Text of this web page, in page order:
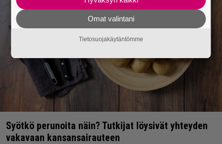
Syötkö perunoita näin? Tutkijat löysivät yhteyden
vakavaan kansansairauteen
Omat valintani
Tietosuojakäytäntömme